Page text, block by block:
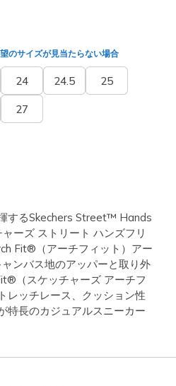
のサイズが見当たらない場合
24 24.5 25
27
するSkechers Street™ Hands
ーズ ストリート ハンズフリ
Fit®（アーチフィット）アー
ンバス地のアッパーと取り外
（スケッチャーズ アーチフ
レッチレース、クッション性
特長のカジュアルスニーカー